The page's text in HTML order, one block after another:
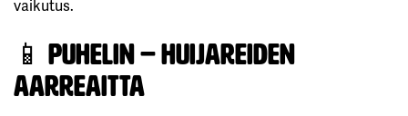
vaikutus.
📱 Puhelin – huijareiden
aarreaitta